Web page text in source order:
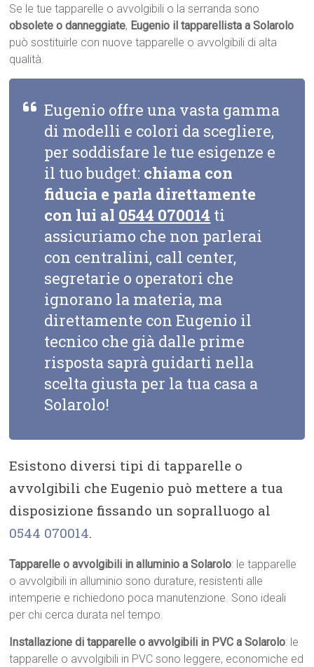
Se le tue tapparelle o avvolgibili o la serranda sono
obsolete o danneggiate, Eugenio il tapparellista a Solarolo
può sostituirle con nuove tapparelle o avvolgibili di alta
qualità.
Eugenio offre una vasta gamma
di modelli e colori da scegliere,
per soddisfare le tue esigenze e
il tuo budget: chiama con
fiducia e parla direttamente
con lui al 0544 070014 ti
assicuriamo che non parlerai
con centralini, call center,
segretarie o operatori che
ignorano la materia, ma
direttamente con Eugenio il
tecnico che già dalle prime
risposta saprà guidarti nella
scelta giusta per la tua casa a
Solarolo!
Esistono diversi tipi di tapparelle o
avvolgibili che Eugenio può mettere a tua
disposizione fissando un sopralluogo al
0544 070014.
Tapparelle o avvolgibili in alluminio a Solarolo: le tapparelle
o avvolgibili in alluminio sono durature, resistenti alle
intemperie e richiedono poca manutenzione. Sono ideali
per chi cerca durata nel tempo.
Installazione di tapparelle o avvolgibili in PVC a Solarolo: le
tapparelle o avvolgibili in PVC sono leggere, economiche ed